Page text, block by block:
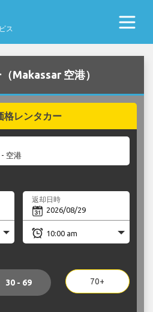
ス
Makassar 空港）
格レンタカー
返却日時
30 - 69 70+